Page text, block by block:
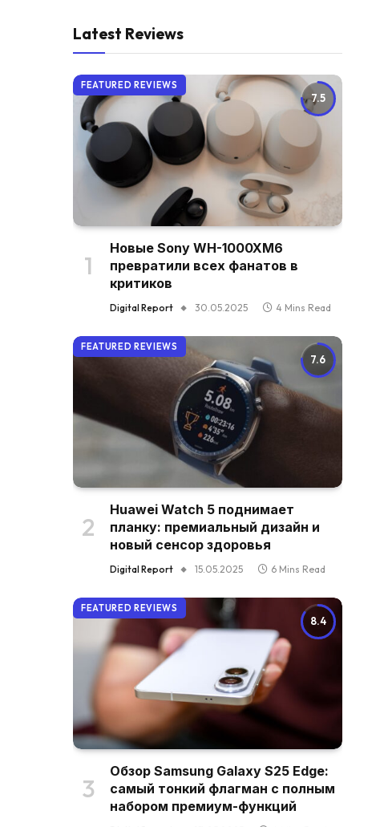
Latest Reviews
7.5
FEATURED REVIEWS
Новые Sony WH-1000XM6
превратили всех фанатов в
критиков
Digital Report 30.05.2025 4 Mins Read
7.6
FEATURED REVIEWS
Huawei Watch 5 поднимает
планку: премиальный дизайн и
новый сенсор здоровья
Digital Report 15.05.2025 6 Mins Read
8.4
FEATURED REVIEWS
Обзор Samsung Galaxy S25 Edge:
самый тонкий флагман с полным
набором премиум-функций